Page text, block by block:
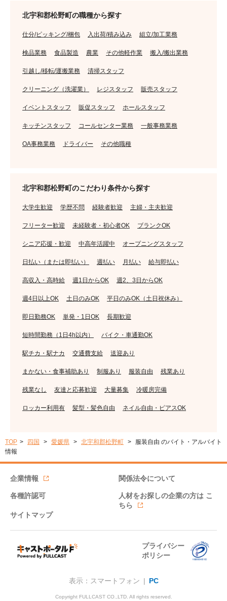
北宇和郡松野町の職種から探す
仕分/ピッキング/梱包 入出荷/積み込み 組立/加工業務
検品業務 食品製造 農業 その他軽作業 搬入/搬出業務
引越し/移転/運搬業務 清掃スタッフ
クリーニング（洗濯業） レジスタッフ 販売スタッフ
イベントスタッフ 販促スタッフ ホールスタッフ
キッチンスタッフ コールセンター業務 一般事務業務
OA事務業務 ドライバー その他職種
北宇和郡松野町のこだわり条件から探す
大学生歓迎 学歴不問 経験者歓迎 主婦・主夫歓迎
フリーター歓迎 未経験者・初心者OK ブランクOK
シニア応援・歓迎 中高年活躍中 オープニングスタッフ
日払い（または即払い） 週払い 月払い 給与即払い
高収入・高時給 週1日からOK 週2、3日からOK
週4日以上OK 土日のみOK 平日のみOK（土日祝休み）
即日勤務OK 単発・1日OK 長期歓迎
短時間勤務（1日4h以内） バイク・車通勤OK
駅チカ・駅ナカ 交通費支給 送迎あり
まかない・食事補助あり 制服あり 服装自由 残業あり
残業なし 友達と応募歓迎 大量募集 冷暖房完備
ロッカー利用有 髪型・髪色自由 ネイル自由・ピアスOK
TOP 四国 愛媛県 北宇和郡松野町
服装自由 のバイト・アルバイト
情報
企業情報 関係法令について
各種許認可 人材をお探しの企業の方は こ
ちら
サイトマップ
プライバシー
ポリシー
表示：スマートフォン | PC
Copyright FULLCAST CO.,LTD. All rights reserved.